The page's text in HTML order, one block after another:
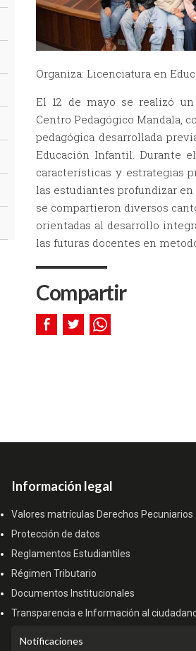
Organiza: Licenciatura en
El 12 de mayo se realizó
Centro Pedagógico Mandala,
pedagógica desarrollada
Educación Infantil. Durante
características y estrategias
las estudiantes profundizar
se compartieron diversos
orientadas al desarrollo
las futuras docentes en
Compartir
Información legal
Valores matrículas Derechos Pecuniarios
Protección de datos
Reglamentos Estudiantiles
Régimen Tributario
Documentos Institucionales
Transparencia e Información al
Notificaciones